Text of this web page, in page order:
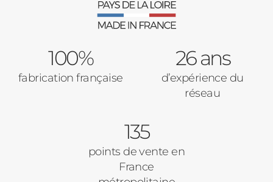
Verrière intérieures
Baies Vitrées
Volets Roulants
Pavillon
100%
fabrication française
26 ans
d’expérience du
réseau
135
points de vente en
France